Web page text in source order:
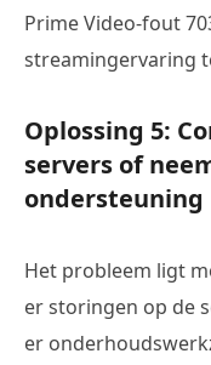
Prime Video-fout
streamingervaring
Oplossing 5:
servers of
ondersteuning
Het probleem ligt
er storingen op de
er